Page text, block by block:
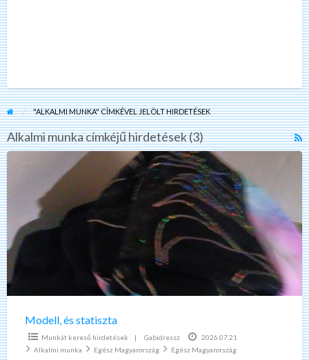
"ALKALMI MUNKA" CÍMKÉVEL JELÖLT HIRDETÉSEK
Alkalmi munka címkéjű hirdetések (3)
Modell,
és
statiszta
Modell, és statiszta
Munkát kereső hirdetések | Gabidressz
2026.07.21
Alkalmi munka
Egész Magyarország Egész Magyarország